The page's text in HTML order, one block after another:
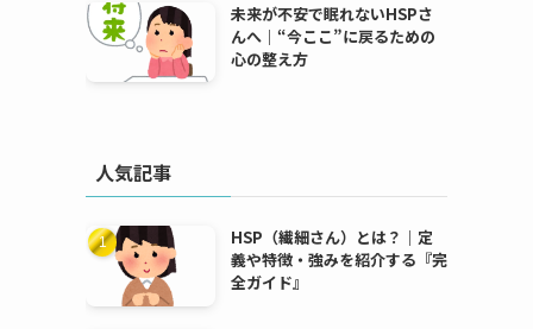
未来が不安で眠れないHSPさ
んへ｜“今ここ”に戻るための
心の整え方
人気記事
HSP（繊細さん）とは？｜定
義や特徴・強みを紹介する『完
全ガイド』